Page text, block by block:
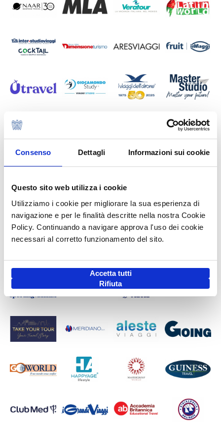
Consenso Dettagli Informazioni sui cookie
Questo sito web utilizza i cookie
Utilizziamo i cookie per migliorare la sua esperienza di
navigazione e per le finalità descritte nella nostra Cookie
Policy. Continuando a navigare approva l'uso dei cookie
necessari al corretto funzionamento del sito.
Accetta tutti
Rifiuta